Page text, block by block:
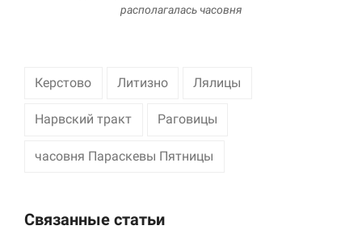
располагалась часовня
Керстово Литизно Лялицы
Нарвский тракт Раговицы
часовня Параскевы Пятницы
Связанные статьи